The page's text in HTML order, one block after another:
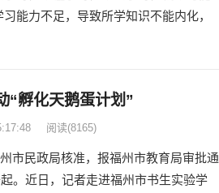
能力不足，导致所学知识不能内化，
“孵化天鹅蛋计划”
阅读(8165)
市民政局核准，报福州市教育局审批通
。近日，记者走进福州市书生实验学